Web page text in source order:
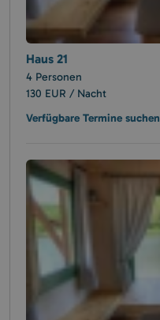
Haus 21
4 Personen
130 EUR / Nacht
Verfügbare Termine suchen